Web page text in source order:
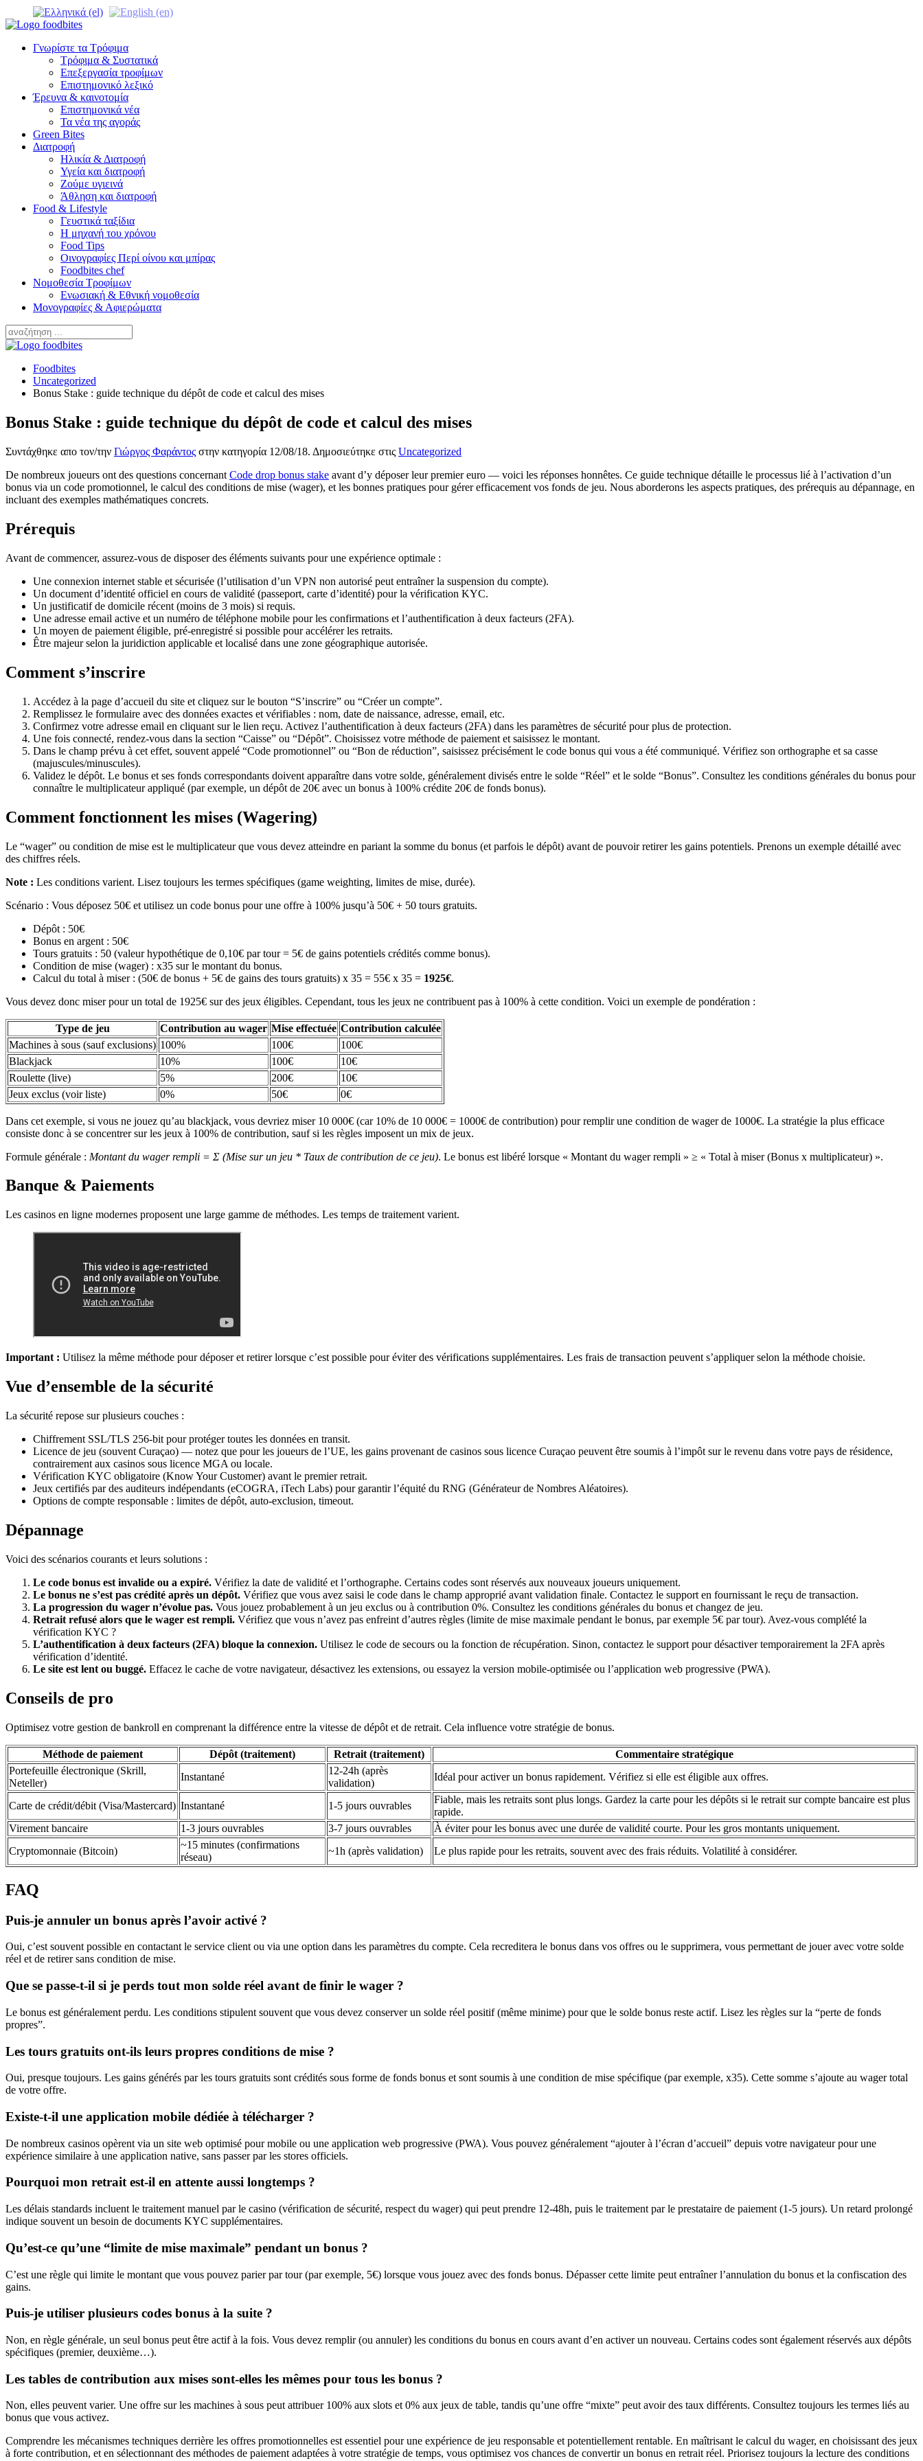
Γνωρίστε τα Τρόφιμα
Τρόφιμα & Συστατικά
Επεξεργασία τροφίμων
Επιστημονικό λεξικό
Έρευνα & καινοτομία
Επιστημονικά νέα
Τα νέα της αγοράς
Green Bites
Διατροφή
Ηλικία & Διατροφή
Υγεία και διατροφή
Ζούμε υγιεινά
Άθληση και διατροφή
Food & Lifestyle
Γευστικά ταξίδια
Η μηχανή του χρόνου
Food Tips
Οινογραφίες Περί οίνου και μπίρας
Foodbites chef
Νομοθεσία Τροφίμων
Ενωσιακή & Εθνική νομοθεσία
Μονογραφίες & Αφιερώματα
Foodbites
Uncategorized
Bonus Stake : guide technique du dépôt de code et calcul des mises
Bonus Stake : guide technique du dépôt de code et calcul des mises
Συντάχθηκε απο τον/την Γιώργος Φαράντος στην κατηγορία 12/08/18. Δημοσιεύτηκε στις Uncategorized
De nombreux joueurs ont des questions concernant Code drop bonus stake avant d’y déposer leur premier euro — voici les réponses honnêtes. Ce guide technique détaille le processus lié à l’activation d’un
bonus via un code promotionnel, le calcul des conditions de mise (wager), et les bonnes pratiques pour gérer efficacement vos fonds de jeu. Nous aborderons les aspects pratiques, des prérequis au dépannage, en
incluant des exemples mathématiques concrets.
Prérequis
Avant de commencer, assurez-vous de disposer des éléments suivants pour une expérience optimale :
Une connexion internet stable et sécurisée (l’utilisation d’un VPN non autorisé peut entraîner la suspension du compte).
Un document d’identité officiel en cours de validité (passeport, carte d’identité) pour la vérification KYC.
Un justificatif de domicile récent (moins de 3 mois) si requis.
Une adresse email active et un numéro de téléphone mobile pour les confirmations et l’authentification à deux facteurs (2FA).
Un moyen de paiement éligible, pré-enregistré si possible pour accélérer les retraits.
Être majeur selon la juridiction applicable et localisé dans une zone géographique autorisée.
Comment s’inscrire
Accédez à la page d’accueil du site et cliquez sur le bouton “S’inscrire” ou “Créer un compte”.
Remplissez le formulaire avec des données exactes et vérifiables : nom, date de naissance, adresse, email, etc.
Confirmez votre adresse email en cliquant sur le lien reçu. Activez l’authentification à deux facteurs (2FA) dans les paramètres de sécurité pour plus de protection.
Une fois connecté, rendez-vous dans la section “Caisse” ou “Dépôt”. Choisissez votre méthode de paiement et saisissez le montant.
Dans le champ prévu à cet effet, souvent appelé “Code promotionnel” ou “Bon de réduction”, saisissez précisément le code bonus qui vous a été communiqué. Vérifiez son orthographe et sa casse
(majuscules/minuscules).
Validez le dépôt. Le bonus et ses fonds correspondants doivent apparaître dans votre solde, généralement divisés entre le solde “Réel” et le solde “Bonus”. Consultez les conditions générales du bonus pour
connaître le multiplicateur appliqué (par exemple, un dépôt de 20€ avec un bonus à 100% crédite 20€ de fonds bonus).
Comment fonctionnent les mises (Wagering)
Le “wager” ou condition de mise est le multiplicateur que vous devez atteindre en pariant la somme du bonus (et parfois le dépôt) avant de pouvoir retirer les gains potentiels. Prenons un exemple détaillé avec
des chiffres réels.
Note : Les conditions varient. Lisez toujours les termes spécifiques (game weighting, limites de mise, durée).
Scénario : Vous déposez 50€ et utilisez un code bonus pour une offre à 100% jusqu’à 50€ + 50 tours gratuits.
Dépôt : 50€
Bonus en argent : 50€
Tours gratuits : 50 (valeur hypothétique de 0,10€ par tour = 5€ de gains potentiels crédités comme bonus).
Condition de mise (wager) : x35 sur le montant du bonus.
Calcul du total à miser : (50€ de bonus + 5€ de gains des tours gratuits) x 35 = 55€ x 35 = 1925€.
Vous devez donc miser pour un total de 1925€ sur des jeux éligibles. Cependant, tous les jeux ne contribuent pas à 100% à cette condition. Voici un exemple de pondération :
Type de jeu Contribution au wager Mise effectuée Contribution calculée
Machines à sous (sauf exclusions) 100% 100€
100€
Blackjack
10% 100€
10€
Roulette (live)
5% 200€
10€
Jeux exclus (voir liste)
0% 50€ 0€
Dans cet exemple, si vous ne jouez qu’au blackjack, vous devriez miser 10 000€ (car 10% de 10 000€ = 1000€ de contribution) pour remplir une condition de wager de 1000€. La stratégie la plus efficace
consiste donc à se concentrer sur les jeux à 100% de contribution, sauf si les règles imposent un mix de jeux.
Formule générale : Montant du wager rempli = Σ (Mise sur un jeu * Taux de contribution de ce jeu). Le bonus est libéré lorsque « Montant du wager rempli » ≥ « Total à miser (Bonus x multiplicateur) ».
Banque & Paiements
Les casinos en ligne modernes proposent une large gamme de méthodes. Les temps de traitement varient.
Important : Utilisez la même méthode pour déposer et retirer lorsque c’est possible pour éviter des vérifications supplémentaires. Les frais de transaction peuvent s’appliquer selon la méthode choisie.
Vue d’ensemble de la sécurité
La sécurité repose sur plusieurs couches :
Chiffrement SSL/TLS 256-bit pour protéger toutes les données en transit.
Licence de jeu (souvent Curaçao) — notez que pour les joueurs de l’UE, les gains provenant de casinos sous licence Curaçao peuvent être soumis à l’impôt sur le revenu dans votre pays de résidence,
contrairement aux casinos sous licence MGA ou locale.
Vérification KYC obligatoire (Know Your Customer) avant le premier retrait.
Jeux certifiés par des auditeurs indépendants (eCOGRA, iTech Labs) pour garantir l’équité du RNG (Générateur de Nombres Aléatoires).
Options de compte responsable : limites de dépôt, auto-exclusion, timeout.
Dépannage
Voici des scénarios courants et leurs solutions :
Le code bonus est invalide ou a expiré. Vérifiez la date de validité et l’orthographe. Certains codes sont réservés aux nouveaux joueurs uniquement.
Le bonus ne s’est pas crédité après un dépôt. Vérifiez que vous avez saisi le code dans le champ approprié avant validation finale. Contactez le support en fournissant le reçu de transaction.
La progression du wager n’évolue pas. Vous jouez probablement à un jeu exclus ou à contribution 0%. Consultez les conditions générales du bonus et changez de jeu.
Retrait refusé alors que le wager est rempli. Vérifiez que vous n’avez pas enfreint d’autres règles (limite de mise maximale pendant le bonus, par exemple 5€ par tour). Avez-vous complété la
vérification KYC ?
L’authentification à deux facteurs (2FA) bloque la connexion. Utilisez le code de secours ou la fonction de récupération. Sinon, contactez le support pour désactiver temporairement la 2FA après
vérification d’identité.
Le site est lent ou buggé. Effacez le cache de votre navigateur, désactivez les extensions, ou essayez la version mobile-optimisée ou l’application web progressive (PWA).
Conseils de pro
Optimisez votre gestion de bankroll en comprenant la différence entre la vitesse de dépôt et de retrait. Cela influence votre stratégie de bonus.
Méthode de paiement Dépôt (traitement) Retrait (traitement)
Commentaire stratégique
Portefeuille électronique (Skrill,
Neteller)
Instantané
12-24h (après
validation)
Idéal pour activer un bonus rapidement. Vérifiez si elle est éligible aux offres.
Carte de crédit/débit (Visa/Mastercard) Instantané 1-5 jours ouvrables
Fiable, mais les retraits sont plus longs. Gardez la carte pour les dépôts si le retrait sur compte bancaire est plus
rapide.
Virement bancaire
1-3 jours ouvrables 3-7 jours ouvrables
À éviter pour les bonus avec une durée de validité courte. Pour les gros montants uniquement.
Cryptomonnaie (Bitcoin)
~15 minutes (confirmations
réseau)
~1h (après validation) Le plus rapide pour les retraits, souvent avec des frais réduits. Volatilité à considérer.
FAQ
Puis-je annuler un bonus après l’avoir activé ?
Oui, c’est souvent possible en contactant le service client ou via une option dans les paramètres du compte. Cela recreditera le bonus dans vos offres ou le supprimera, vous permettant de jouer avec votre solde
réel et de retirer sans condition de mise.
Que se passe-t-il si je perds tout mon solde réel avant de finir le wager ?
Le bonus est généralement perdu. Les conditions stipulent souvent que vous devez conserver un solde réel positif (même minime) pour que le solde bonus reste actif. Lisez les règles sur la “perte de fonds
propres”.
Les tours gratuits ont-ils leurs propres conditions de mise ?
Oui, presque toujours. Les gains générés par les tours gratuits sont crédités sous forme de fonds bonus et sont soumis à une condition de mise spécifique (par exemple, x35). Cette somme s’ajoute au wager total
de votre offre.
Existe-t-il une application mobile dédiée à télécharger ?
De nombreux casinos opèrent via un site web optimisé pour mobile ou une application web progressive (PWA). Vous pouvez généralement “ajouter à l’écran d’accueil” depuis votre navigateur pour une
expérience similaire à une application native, sans passer par les stores officiels.
Pourquoi mon retrait est-il en attente aussi longtemps ?
Les délais standards incluent le traitement manuel par le casino (vérification de sécurité, respect du wager) qui peut prendre 12-48h, puis le traitement par le prestataire de paiement (1-5 jours). Un retard prolongé
indique souvent un besoin de documents KYC supplémentaires.
Qu’est-ce qu’une “limite de mise maximale” pendant un bonus ?
C’est une règle qui limite le montant que vous pouvez parier par tour (par exemple, 5€) lorsque vous jouez avec des fonds bonus. Dépasser cette limite peut entraîner l’annulation du bonus et la confiscation des
gains.
Puis-je utiliser plusieurs codes bonus à la suite ?
Non, en règle générale, un seul bonus peut être actif à la fois. Vous devez remplir (ou annuler) les conditions du bonus en cours avant d’en activer un nouveau. Certains codes sont également réservés aux dépôts
spécifiques (premier, deuxième…).
Les tables de contribution aux mises sont-elles les mêmes pour tous les bonus ?
Non, elles peuvent varier. Une offre sur les machines à sous peut attribuer 100% aux slots et 0% aux jeux de table, tandis qu’une offre “mixte” peut avoir des taux différents. Consultez toujours les termes liés au
bonus que vous activez.
Comprendre les mécanismes techniques derrière les offres promotionnelles est essentiel pour une expérience de jeu responsable et potentiellement rentable. En maîtrisant le calcul du wager, en choisissant des jeux
à forte contribution, et en sélectionnant des méthodes de paiement adaptées à votre stratégie de temps, vous optimisez vos chances de convertir un bonus en retrait réel. Priorisez toujours la lecture des conditions